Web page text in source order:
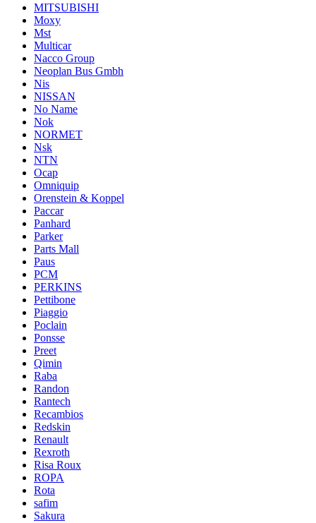
MITSUBISHI
Moxy
Mst
Multicar
Nacco Group
Neoplan Bus Gmbh
Nis
NISSAN
No Name
Nok
NORMET
Nsk
NTN
Ocap
Omniquip
Orenstein & Koppel
Paccar
Panhard
Parker
Parts Mall
Paus
PCM
PERKINS
Pettibone
Piaggio
Poclain
Ponsse
Preet
Qimin
Raba
Randon
Rantech
Recambios
Redskin
Renault
Rexroth
Risa Roux
ROPA
Rota
safim
Sakura